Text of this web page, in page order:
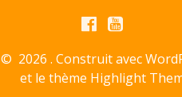
© 2026 . Construit avec
et le thème Highlight